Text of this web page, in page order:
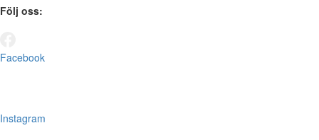
Följ oss:
Facebook
Instagram